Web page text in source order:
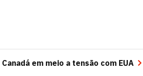
em meio a tensão com EUA